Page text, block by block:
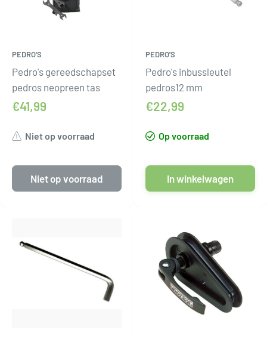
PEDRO'S
Pedro's gereedschapset
pedros neopreen tas
€41,99
Niet op voorraad
Niet op voorraad
PEDRO'S
Pedro's inbussleutel
pedros12 mm
€22,99
Op voorraad
In winkelwagen